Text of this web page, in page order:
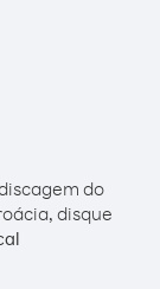
do
disque